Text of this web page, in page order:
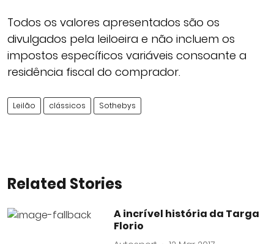
Todos os valores apresentados são os
divulgados pela leiloeira e não incluem os
impostos específicos variáveis consoante a
residência fiscal do comprador.
Leilão clássicos Sothebys
Related Stories
A incrível história da Targa
Florio